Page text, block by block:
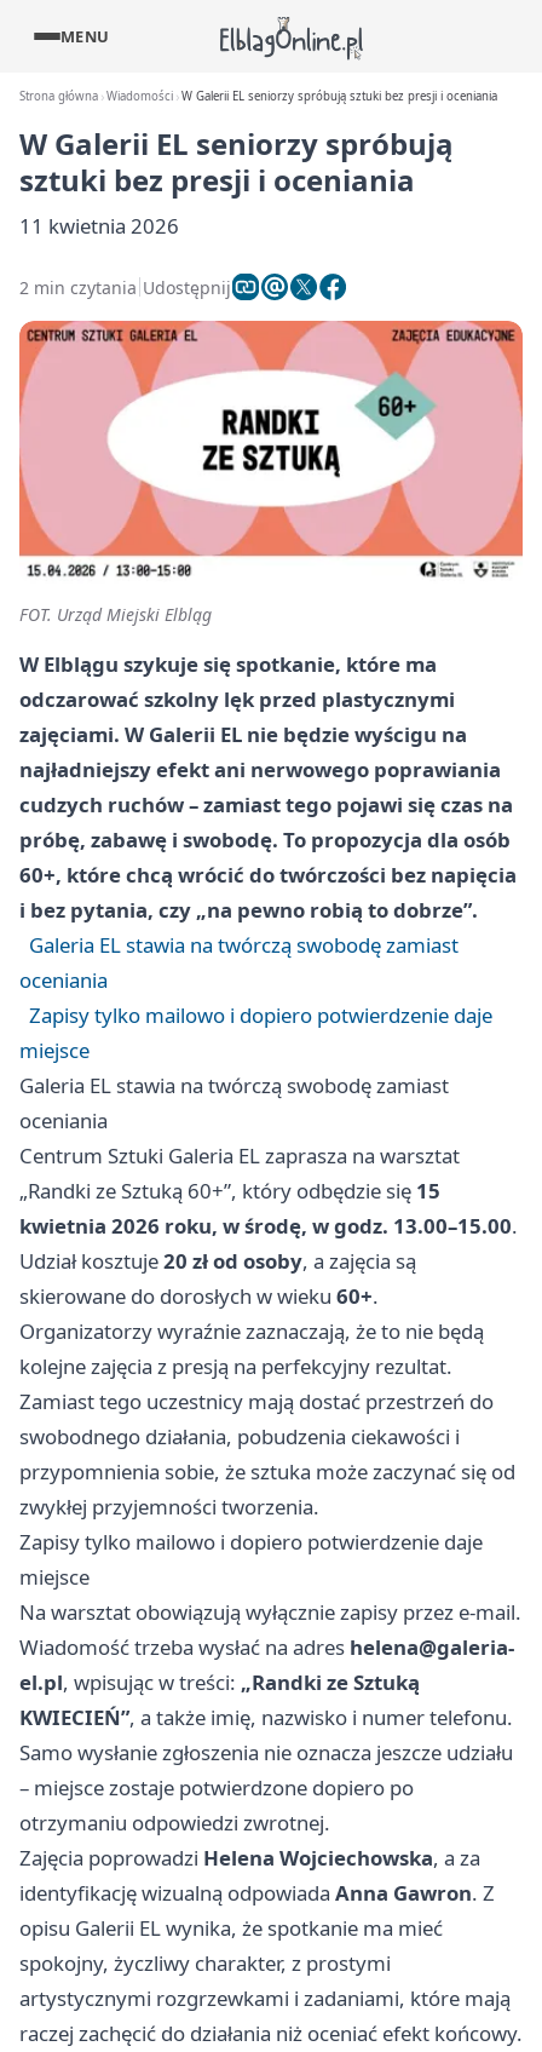
MENU
Strona główna Wiadomości W Galerii EL seniorzy spróbują sztuki bez presji i oceniania
W Galerii EL seniorzy spróbują
sztuki bez presji i oceniania
11 kwietnia 2026
2 min czytania Udostępnij
FOT. Urząd Miejski Elbląg
W Elblągu szykuje się spotkanie, które ma
odczarować szkolny lęk przed plastycznymi
zajęciami. W Galerii EL nie będzie wyścigu na
najładniejszy efekt ani nerwowego poprawiania
cudzych ruchów – zamiast tego pojawi się czas na
próbę, zabawę i swobodę. To propozycja dla osób
60+, które chcą wrócić do twórczości bez napięcia
i bez pytania, czy „na pewno robią to dobrze”.
Galeria EL stawia na twórczą swobodę zamiast
oceniania
Zapisy tylko mailowo i dopiero potwierdzenie daje
miejsce
Galeria EL stawia na twórczą swobodę zamiast
oceniania
Centrum Sztuki Galeria EL zaprasza na warsztat
„Randki ze Sztuką 60+”, który odbędzie się 15
kwietnia 2026 roku, w środę, w godz. 13.00–15.00.
Udział kosztuje20 zł od osoby, a zajęcia są
skierowane do dorosłych w wieku 60+.
Organizatorzy wyraźnie zaznaczają, że to nie będą
kolejne zajęcia z presją na perfekcyjny rezultat.
Zamiast tego uczestnicy mają dostać przestrzeń do
swobodnego działania, pobudzenia ciekawości i
przypomnienia sobie, że sztuka może zaczynać się od
zwykłej przyjemności tworzenia.
Zapisy tylko mailowo i dopiero potwierdzenie daje
miejsce
Na warsztat obowiązują wyłącznie zapisy przez e-mail.
Wiadomość trzeba wysłać na adres helena@galeria-
el.pl, wpisując w treści: „Randki ze Sztuką
KWIECIEŃ”, a także imię, nazwisko i numer telefonu.
Samo wysłanie zgłoszenia nie oznacza jeszcze udziału
– miejsce zostaje potwierdzone dopiero po
otrzymaniu odpowiedzi zwrotnej.
Zajęcia poprowadzi Helena Wojciechowska, a za
identyfikację wizualną odpowiada Anna Gawron. Z
opisu Galerii EL wynika, że spotkanie ma mieć
spokojny, życzliwy charakter, z prostymi
artystycznymi rozgrzewkami i zadaniami, które mają
raczej zachęcić do działania niż oceniać efekt końcowy.